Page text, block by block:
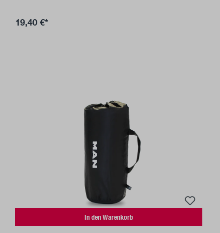
19,40 €*
In den Warenkorb